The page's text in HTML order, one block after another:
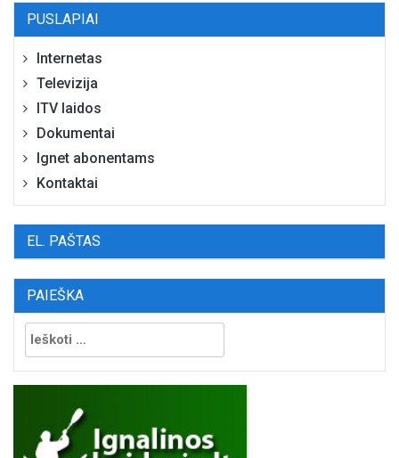
PUSLAPIAI
Internetas
Televizija
ITV laidos
Dokumentai
Ignet abonentams
Kontaktai
EL. PAŠTAS
PAIEŠKA
Ieškoti: